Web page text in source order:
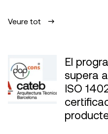
Veure tot
El
supera
ISO